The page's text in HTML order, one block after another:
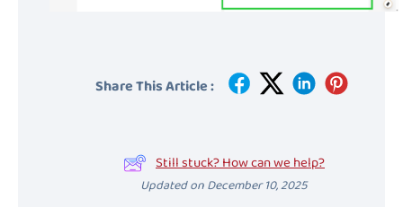
Share This Article :
Still stuck? How can we help?
Updated on December 10, 2025